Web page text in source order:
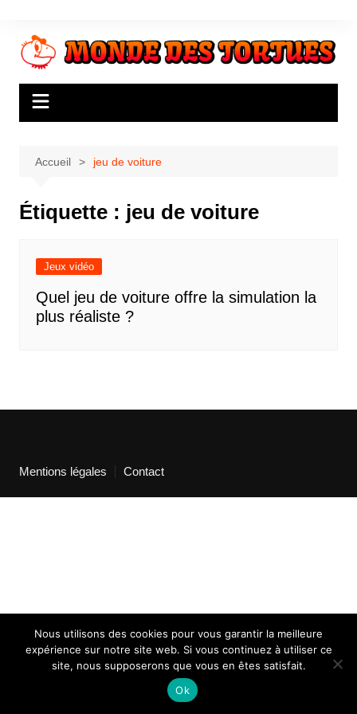
contenu
Accueil jeu de voiture
Étiquette : jeu de voiture
Jeux vidéo
Quel jeu de voiture offre la simulation la
plus réaliste ?
Mentions légales Contact
Nous utilisons des cookies pour vous garantir la meilleure
expérience sur notre site web. Si vous continuez à utiliser ce
site, nous supposerons que vous en êtes satisfait.
Ok